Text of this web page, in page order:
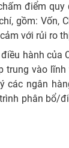
điểm
gồm: Vốn,
với rủi ro
hành của
trung vào
các ngân
phân bổ/